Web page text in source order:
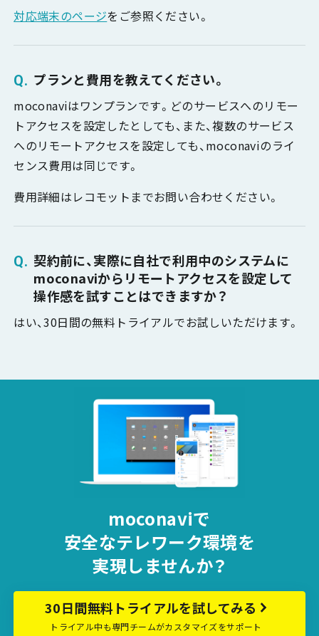
対応端末のページをご参照ください。
プランと費用を教えてください。
moconaviはワンプランです。どのサービスへのリモー
トアクセスを設定したとしても、また、複数のサービス
へのリモートアクセスを設定しても、moconaviのライ
センス費用は同じです。
費用詳細はレコモットまでお問い合わせください。
契約前に、実際に自社で利用中のシステムに
moconaviからリモートアクセスを設定して
操作感を試すことはできますか？
はい、30日間の無料トライアルでお試しいただけます。
moconaviで
安全なテレワーク環境を
実現しませんか？
30日間無料トライアルを試してみる
トライアル中も専門チームがカスタマイズをサポート